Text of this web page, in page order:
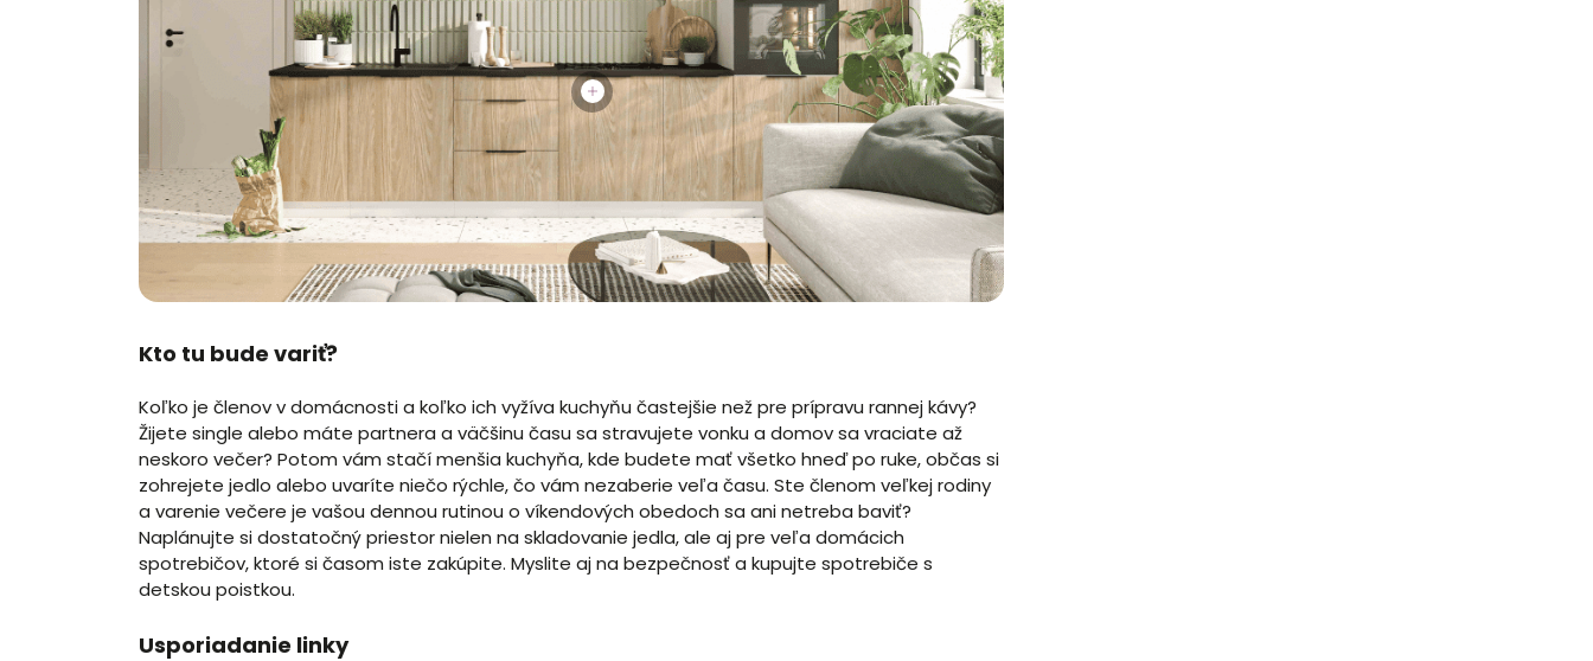
Kto tu bude variť?
Koľko je členov v domácnosti a koľko ich vyžíva kuchyňu častejšie než pre prípravu rannej kávy?
Žijete single alebo máte partnera a väčšinu času sa stravujete vonku a domov sa vraciate až
neskoro večer? Potom vám stačí menšia kuchyňa, kde budete mať všetko hneď po ruke, občas si
zohrejete jedlo alebo uvaríte niečo rýchle, čo vám nezaberie veľa času. Ste členom veľkej rodiny
a varenie večere je vašou dennou rutinou o víkendových obedoch sa ani netreba baviť?
Naplánujte si dostatočný priestor nielen na skladovanie jedla, ale aj pre veľa domácich
spotrebičov, ktoré si časom iste zakúpite. Myslite aj na bezpečnosť a kupujte spotrebiče s
detskou poistkou.
Usporiadanie linky